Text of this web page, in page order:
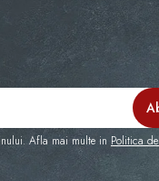
Afla mai multe in Politica